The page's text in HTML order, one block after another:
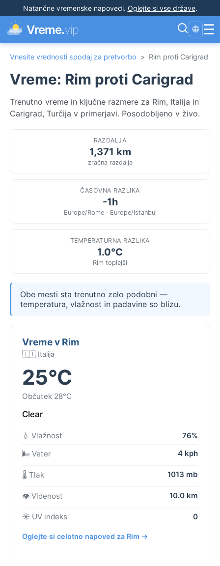
Natančne vremenske napovedi. Oglejte si vse države.
Vreme.vip 🌐 ☰
Vnesite vrednosti spodaj za pretvorbo > Rim proti Carigrad
Vreme: Rim proti Carigrad
Trenutno vreme in ključne razmere za Rim, Italija in
Carigrad, Turčija v primerjavi. Posodobljeno v živo.
RAZDALJA
1,371 km
zračna razdalja
ČASOVNA RAZLIKA
-1h
Europe/Rome · Europe/Istanbul
TEMPERATURNA RAZLIKA
1.0°C
Rim toplejši
Obe mesti sta trenutno zelo podobni —
temperatura, vlažnost in padavine so blizu.
Vreme v Rim
🇮🇹 Italija
25°C
Občutek 28°C
Clear
💧 Vlažnost
76%
🌬️ Veter
4 kph
🌡️ Tlak 1013 mb
👁️ Videnost 10.0 km
☀️ UV indeks 0
Oglejte si celotno napoved za Rim →